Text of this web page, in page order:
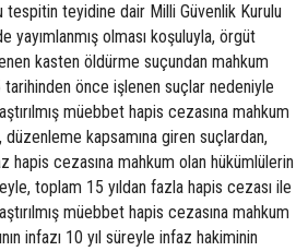
tespitin teyidine dair Milli Güvenlik Kurulu
yayımlanmış olması koşuluyla, örgüt
kasten öldürme suçundan mahkum
önce işlenen suçlar nedeniyle
müebbet hapis cezasına mahkum
kapsamına giren suçlardan,
hapis cezasına mahkum olan hükümlülerin
toplam 15 yıldan fazla hapis cezası ile
müebbet hapis cezasına mahkum
infazı 10 yıl süreyle infaz hakiminin